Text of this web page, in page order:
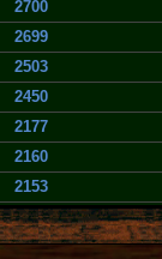
2700
2699
2503
2450
2177
2160
2153